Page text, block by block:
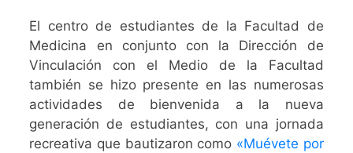
El centro de estudiantes de la Facultad de
Medicina en conjunto con la Dirección de
Vinculación con el Medio de la Facultad
también se hizo presente en las numerosas
actividades de bienvenida a la nueva
generación de estudiantes, con una jornada
recreativa que bautizaron como «Muévete por